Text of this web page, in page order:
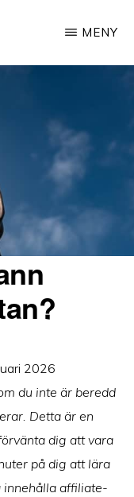
MENY
2026
du inte är beredd
Detta är en
dig att vara
på dig att lära
innehålla affiliate-